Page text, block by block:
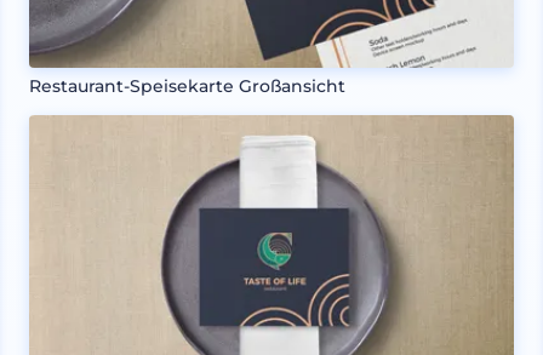
Restaurant-Speisekarte Großansicht